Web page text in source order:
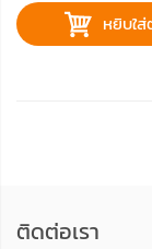
หยิบใส่
ติดต่อเรา